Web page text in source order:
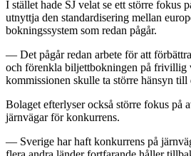
I stället hade SJ velat se ett större fokus
utnyttja den standardisering mellan
bokningssystem som redan pågår.
— Det pågår redan arbete för att
och förenkla biljettbokningen på frivillig
kommissionen skulle ta större hänsyn till
Bolaget efterlyser också större fokus på
järnvägar för konkurrens.
— Sverige har haft konkurrens på